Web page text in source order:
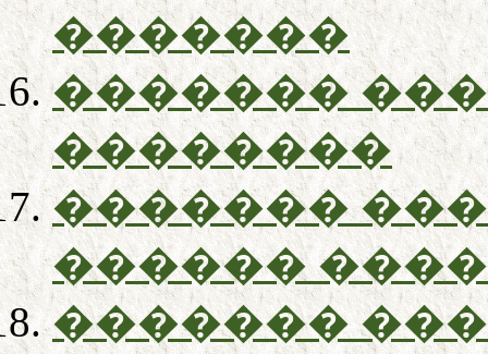
�������
�������
��������
�������
������ ����
�������